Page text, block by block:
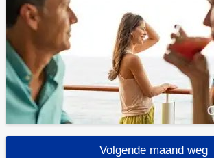
Volgende maand weg